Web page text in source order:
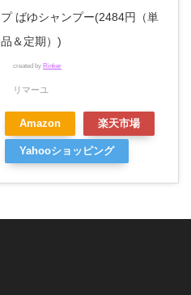
プ ばゆシャンプー(2484円（単
品＆定期）)
created by Rinker
リマーユ
Amazon 楽天市場
Yahooショッピング